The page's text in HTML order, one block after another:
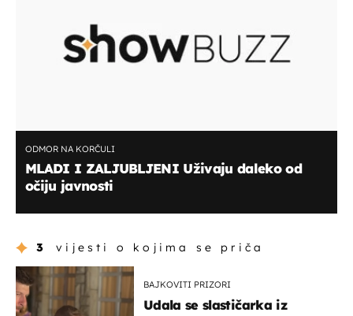
ODMOR NA KORČULI
MLADI I ZALJUBLJENI Uživaju daleko od
očiju javnosti
3 vijesti o kojima se priča
BAJKOVITI PRIZORI
Udala se slastičarka iz